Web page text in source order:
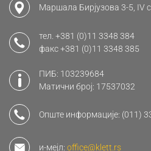
Маршала Бирјузова 3-5, IV
тел. +381 (0)11 3348 384
факс+381 (0)11 3348 385
ПИБ: 103239684
Матични број: 17537032
Опште информације: (011)
и-мејл: office@klett.rs